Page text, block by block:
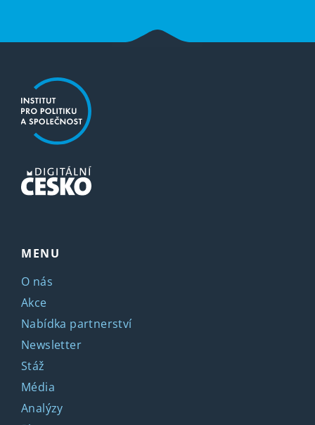
MENU
O nás
Akce
Nabídka partnerství
Newsletter
Stáž
Média
Analýzy